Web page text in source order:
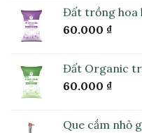
Đất trồng hoa
60.000 ₫
Đất Organic
60.000 ₫
Que cắm nhỏ